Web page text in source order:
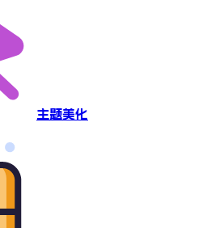
主题美化